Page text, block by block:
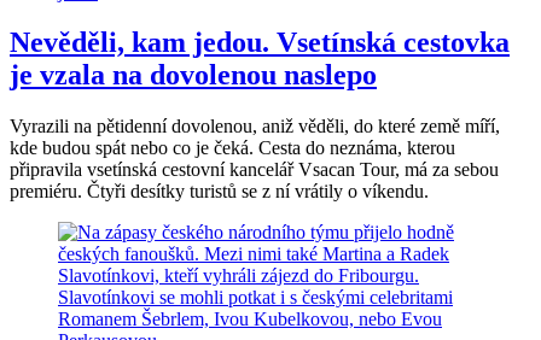
Nevěděli, kam jedou. Vsetínská cestovka
je vzala na dovolenou naslepo
Vyrazili na pětidenní dovolenou, aniž věděli, do které země míří,
kde budou spát nebo co je čeká. Cesta do neznáma, kterou
připravila vsetínská cestovní kancelář Vsacan Tour, má za sebou
premiéru. Čtyři desítky turistů se z ní vrátily o víkendu.